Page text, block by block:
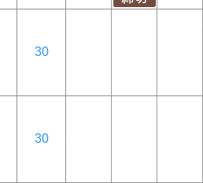
30
30